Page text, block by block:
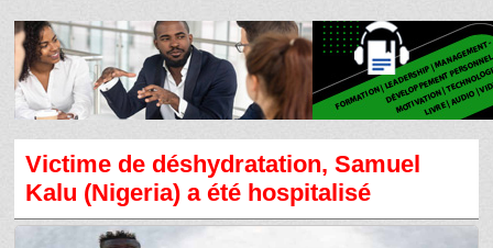
Victime de déshydratation, Samuel
Kalu (Nigeria) a été hospitalisé